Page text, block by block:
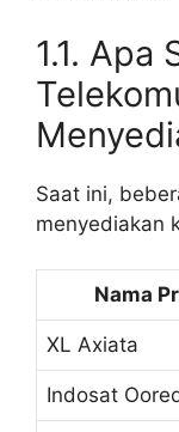
1.1. Apa
Saat ini,
menyediakan
Nama
XL Axiata
Indosat